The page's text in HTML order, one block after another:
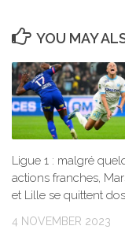
YOU MAY
Ligue 1 : malgré
actions franches,
et Lille se quittent
4 NOVEMBER 2023